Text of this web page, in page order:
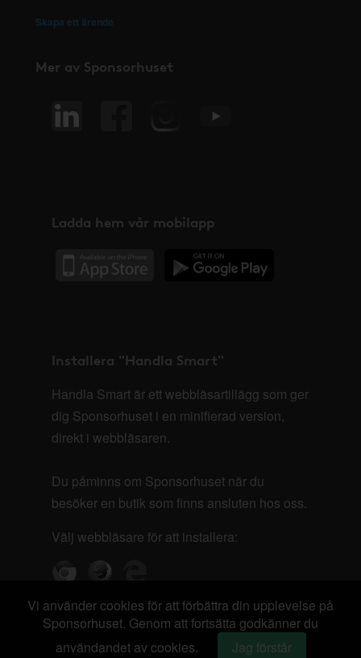
Skapa ett ärende
Mer av Sponsorhuset
Ladda hem vår mobilapp
Installera "Handla Smart"
Handla Smart är ett webbläsartillägg som ger
dig Sponsorhuset i en minifierad version,
direkt i webbläsaren.
Du påminns om Sponsorhuset när du
besöker en butik som finns ansluten hos oss.
Välj webbläsare för att installera:
Vi använder cookies för att förbättra din upplevelse på
Sponsorhuset. Genom att fortsätta godkänner du
användandet av cookies.
Jag förstår